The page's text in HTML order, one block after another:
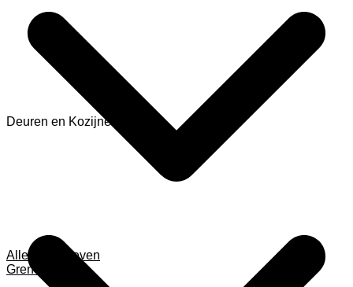
Alles weergeven
Grenen
Deuren en Kozijnen